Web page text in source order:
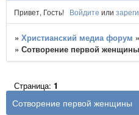
Привет, Гость! Войдите или
»Христианский медиа форум »
»Сотворение первой женщины
Сотворение первой женщины
Страница:1